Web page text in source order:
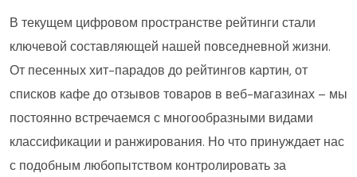
В текущем цифровом пространстве рейтинги стали
ключевой составляющей нашей повседневной жизни.
От песенных хит-парадов до рейтингов картин, от
списков кафе до отзывов товаров в веб-магазинах – мы
постоянно встречаемся с многообразными видами
классификации и ранжирования. Но что принуждает нас
с подобным любопытством контролировать за